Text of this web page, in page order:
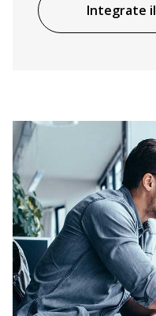
Integrate il